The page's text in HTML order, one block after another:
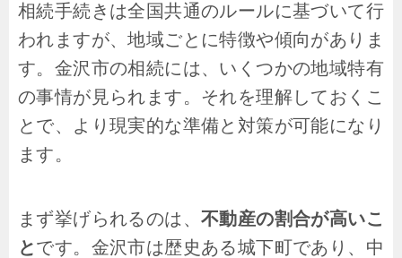
相続手続きは全国共通のルールに基づいて行
われますが、地域ごとに特徴や傾向がありま
す。金沢市の相続には、いくつかの地域特有
の事情が見られます。それを理解しておくこ
とで、より現実的な準備と対策が可能になり
ます。
まず挙げられるのは、 不動産の割合が高いこ
とです。金沢市は歴史ある城下町であり、中